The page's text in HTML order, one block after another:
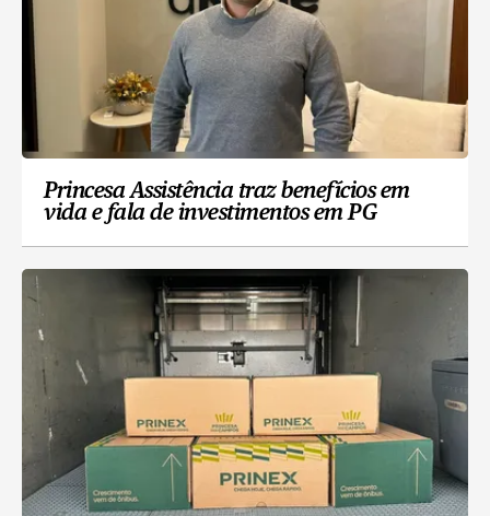
Princesa Assistência traz benefícios em
vida e fala de investimentos em PG